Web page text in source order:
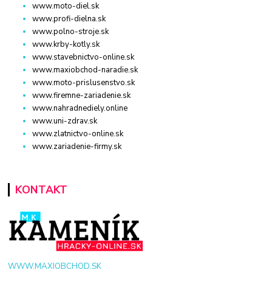
www.moto-diel.sk
www.profi-dielna.sk
www.polno-stroje.sk
www.krby-kotly.sk
www.stavebnictvo-online.sk
www.maxiobchod-naradie.sk
www.moto-prislusenstvo.sk
www.firemne-zariadenie.sk
www.nahradnediely.online
www.uni-zdrav.sk
www.zlatnictvo-online.sk
www.zariadenie-firmy.sk
KONTAKT
WWW.MAXIOBCHOD.SK